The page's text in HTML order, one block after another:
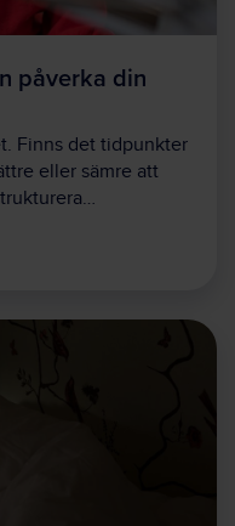
påverka din
Finns det tidpunkter
eller sämre att